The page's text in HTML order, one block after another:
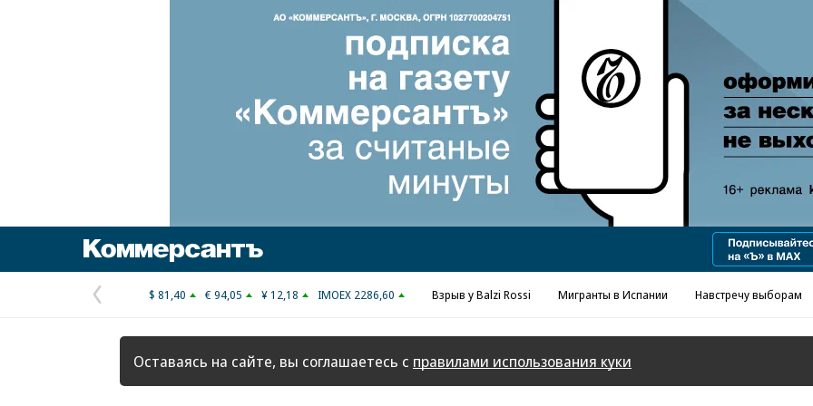
Реклама в «Ъ» www.kommersant.ru/ad
Предыдущая
страница
$ 81,40 € 94,05 ¥ 12,18 IMOEX 2286,60 Взрыв у Balzi Rossi Мигранты в Испании Навстречу выборам
Оставаясь на сайте, вы соглашаетесь с правилами использования куки